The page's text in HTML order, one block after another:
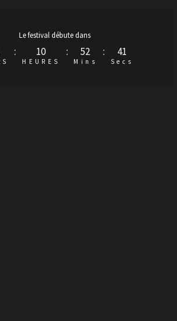
Le festival débute dans
: 10
HEURES
: 52
Mins
: 40
Secs